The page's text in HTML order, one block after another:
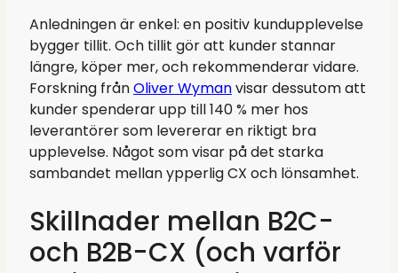
Anledningen är enkel: en positiv kundupplevelse
bygger tillit. Och tillit gör att kunder stannar
längre, köper mer, och rekommenderar vidare.
Forskning frånOliver Wymanvisar dessutom att
kunder spenderar upp till 140 % mer hos
leverantörer som levererar en riktigt bra
upplevelse. Något som visar på det starka
sambandet mellan ypperlig CX och lönsamhet.
Skillnader mellan B2C-
och B2B-CX (och varför